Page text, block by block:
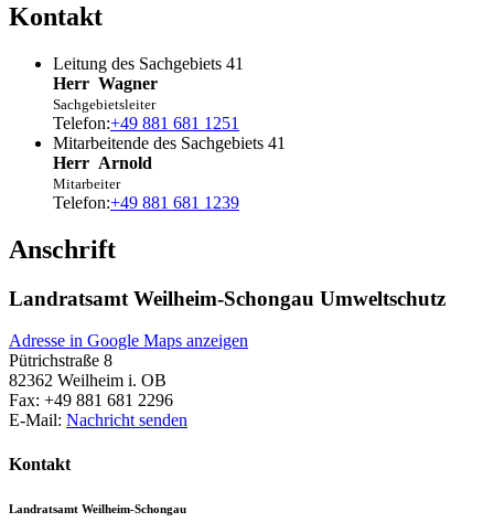
Kontakt
Leitung des Sachgebiets 41
Herr Wagner
Sachgebietsleiter
Telefon:+49 881 681 1251
Mitarbeitende des Sachgebiets 41
Herr Arnold
Mitarbeiter
Telefon:+49 881 681 1239
Anschrift
Landratsamt Weilheim-Schongau Umweltschutz
Adresse in Google Maps anzeigen
Pütrichstraße 8
82362 Weilheim i. OB
Fax: +49 881 681 2296
E-Mail: Nachricht senden
Kontakt
Landratsamt Weilheim-Schongau